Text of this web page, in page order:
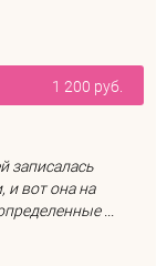
1 200 руб.
записалась
и вот она на
...